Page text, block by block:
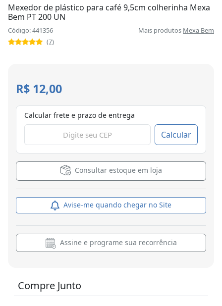
Mexedor de plástico para café 9,5cm colherinha Mexa
Bem PT 200 UN
Código: 441356 Mais produtos Mexa Bem
(7)
R$ 12,00
Calcular frete e prazo de entrega
Calcular
Consultar estoque em loja
Avise-me quando chegar no Site
Assine e programe sua recorrência
Compre Junto